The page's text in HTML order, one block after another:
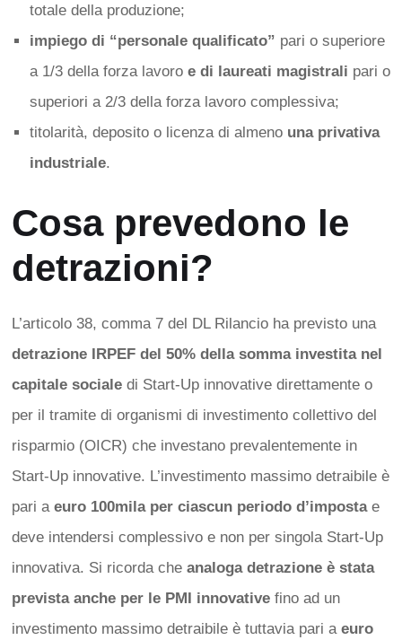
totale della produzione;
impiego di “personale qualificato” pari o superiore
a 1/3 della forza lavoro e di laureati magistrali pari o
superiori a 2/3 della forza lavoro complessiva;
titolarità, deposito o licenza di almeno una privativa
industriale.
Cosa prevedono le
detrazioni?
L’articolo 38, comma 7 del DL Rilancio ha previsto una
detrazione IRPEF del 50% della somma investita nel
capitale socialedi Start-Up innovative direttamente o
per il tramite di organismi di investimento collettivo del
risparmio (OICR) che investano prevalentemente in
Start-Up innovative. L’investimento massimo detraibile è
pari a euro 100mila per ciascun periodo d’impostae
deve intendersi complessivo e non per singola Start-Up
innovativa. Si ricorda che analoga detrazione è stata
prevista anche per le PMI innovativefino ad un
investimento massimo detraibile è tuttavia pari aeuro